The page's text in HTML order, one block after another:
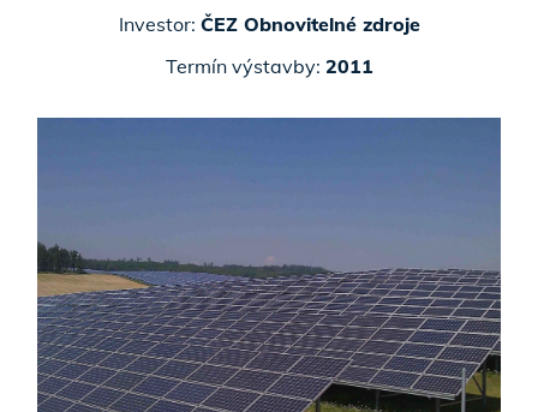
Investor: ČEZ Obnovitelné zdroje
Termín výstavby: 2011